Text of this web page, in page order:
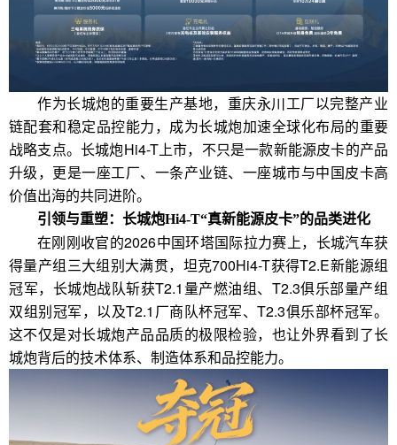
作为长城炮的重要生产基地，重庆永川工厂以完整产业
链配套和稳定品控能力，成为长城炮加速全球化布局的重要
战略支点。长城炮Hi4-T上市，不只是一款新能源皮卡的产品
升级，更是一座工厂、一条产业链、一座城市与中国皮卡高
价值出海的共同进阶。
引领与重塑：长城炮Hi4-T“真新能源皮卡”的品类进化
在刚刚收官的2026中国环塔国际拉力赛上，长城汽车获
得量产组三大组别大满贯，坦克700Hi4-T获得T2.E新能源组
冠军，长城炮战队斩获T2.1量产燃油组、T2.3俱乐部量产组
双组别冠军，以及T2.1厂商队杯冠军、T2.3俱乐部杯冠军。
这不仅是对长城炮产品品质的极限检验，也让外界看到了长
城炮背后的技术体系、制造体系和品控能力。